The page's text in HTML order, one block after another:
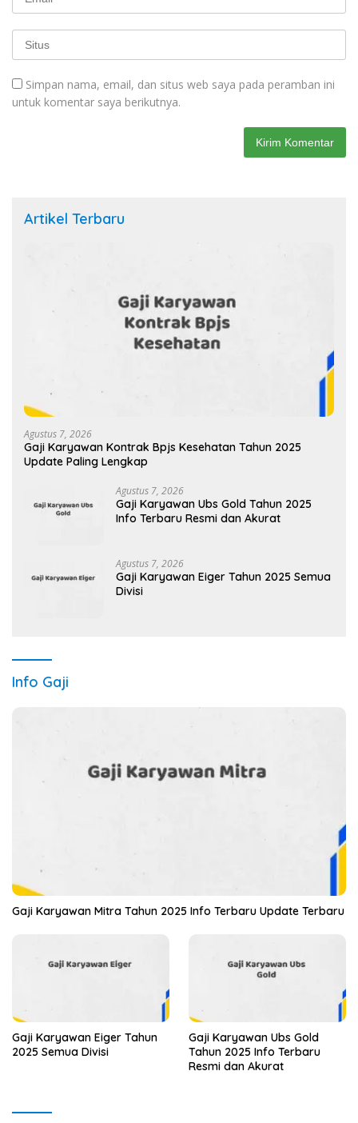
Simpan nama, email, dan situs web saya pada peramban ini
untuk komentar saya berikutnya.
Artikel Terbaru
Agustus 7, 2026
Gaji Karyawan Kontrak Bpjs Kesehatan Tahun 2025
Update Paling Lengkap
Agustus 7, 2026
Gaji Karyawan Ubs Gold Tahun 2025
Info Terbaru Resmi dan Akurat
Agustus 7, 2026
Gaji Karyawan Eiger Tahun 2025 Semua
Divisi
Info Gaji
Gaji Karyawan Mitra Tahun 2025 Info Terbaru Update Terbaru
Gaji Karyawan Eiger Tahun
2025 Semua Divisi
Gaji Karyawan Ubs Gold
Tahun 2025 Info Terbaru
Resmi dan Akurat